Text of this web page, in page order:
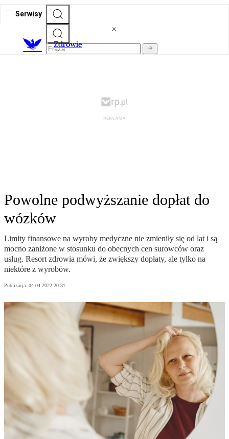
Serwisy
Zdrowie
Powolne podwyższanie dopłat do
wózków
Limity finansowe na wyroby medyczne nie zmieniły się od lat i są
mocno zaniżone w stosunku do obecnych cen surowców oraz
usług. Resort zdrowia mówi, że zwiększy dopłaty, ale tylko na
niektóre z wyrobów.
Publikacja: 04.04.2022 20:31